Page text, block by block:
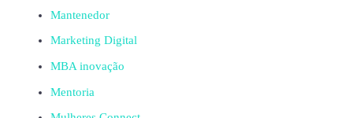
Mantenedor
Marketing Digital
MBA inovação
Mentoria